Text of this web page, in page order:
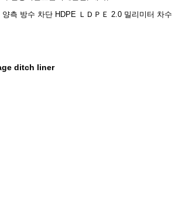
측 방수 차단 HDPE ＬＤＰＥ 2.0 밀리미터 차수
ditch liner